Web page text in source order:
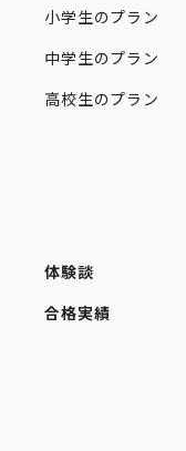
小学生のプラン
中学生のプラン
高校生のプラン
体験談
合格実績